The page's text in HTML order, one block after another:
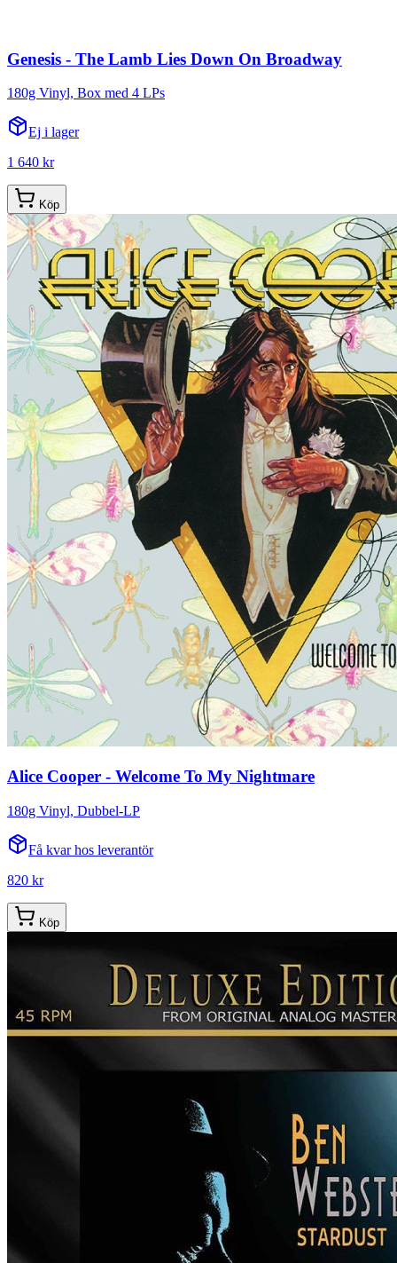
Genesis - The Lamb Lies Down On Broadway
180g Vinyl, Box med 4 LPs
Ej i lager
1 640 kr
Köp
Alice Cooper - Welcome To My Nightmare
180g Vinyl, Dubbel-LP
Få kvar hos leverantör
820 kr
Köp